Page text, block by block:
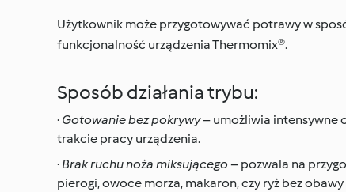
Użytkownik może przygotowywać potrawy w
funkcjonalność urządzenia Thermomix®.
Sposób działania trybu:
· Gotowanie bez pokrywy– umożliwia intensywne
trakcie pracy urządzenia.
·Brak ruchu noża miksującego– pozwala na
pierogi, owoce morza, makaron, czy ryż bez obawy